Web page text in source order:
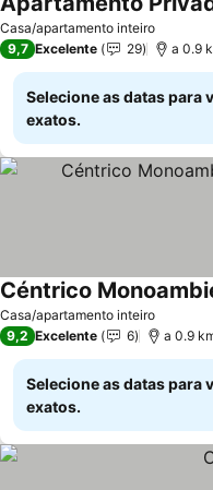
Casa/apartamento inteiro
9,7 Excelente 29 a 0.9
Selecione as datas para
exatos.
Casa/apartamento inteiro
Céntrico
9,2 Excelente 6 a 0.9
Selecione as datas para
exatos.